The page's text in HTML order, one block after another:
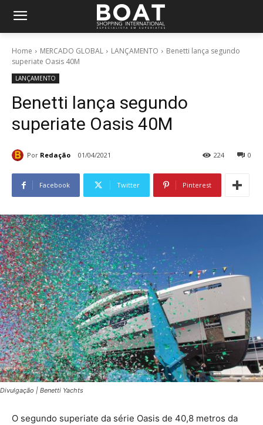
Home MERCADO GLOBAL LANÇAMENTO
Benetti lança segundo
superiate Oasis 40M
LANÇAMENTO
Benetti lança segundo
superiate Oasis 40M
Por Redação 01/04/2021 0
224
Facebook Twitter Pinterest
Divulgação | Benetti Yachts
O segundo superiate da série Oasis de 40,8 metros da